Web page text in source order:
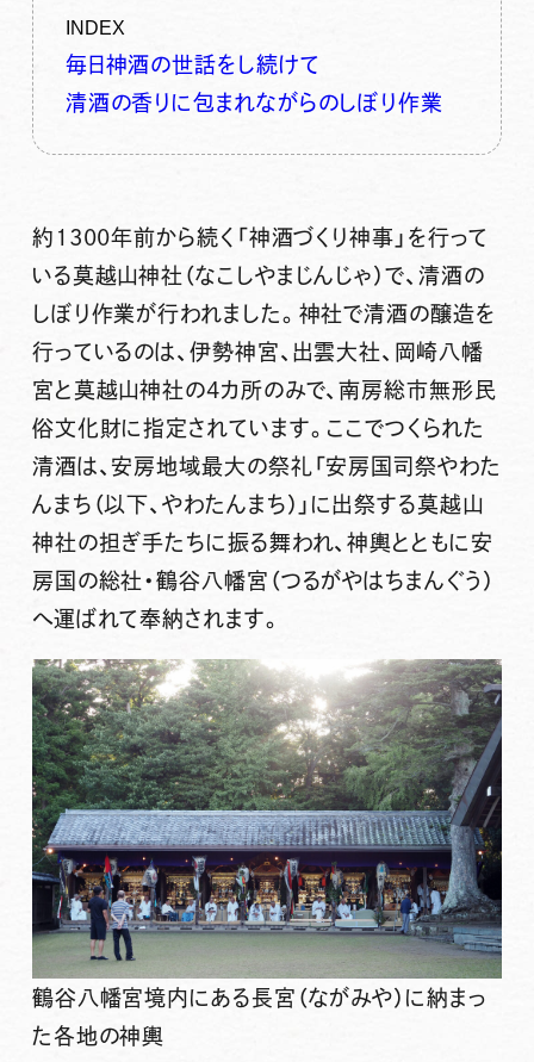
INDEX
毎日神酒の世話をし続けて
清酒の香りに包まれながらのしぼり作業
約1300年前から続く「神酒づくり神事」を行って
いる莫越山神社（なこしやまじんじゃ）で、清酒の
しぼり作業が行われました。神社で清酒の醸造を
行っているのは、伊勢神宮、出雲大社、岡崎八幡
宮と莫越山神社の4カ所のみで、南房総市無形民
俗文化財に指定されています。ここでつくられた
清酒は、安房地域最大の祭礼「安房国司祭やわた
んまち（以下、やわたんまち）」に出祭する莫越山
神社の担ぎ手たちに振る舞われ、神輿とともに安
房国の総社・鶴谷八幡宮（つるがやはちまんぐう）
へ運ばれて奉納されます。
鶴谷八幡宮境内にある長宮（ながみや）に納まっ
た各地の神輿